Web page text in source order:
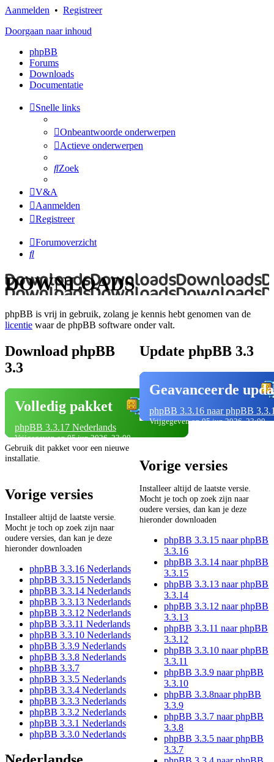
Aanmelden • Registreer
Doorgaan naar inhoud
phpBB
Forums
Downloads
Documentatie
Snelle links
Onbeantwoorde onderwerpen
Actieve onderwerpen
Zoek
V&A
Aanmelden
Registreer
Forumoverzicht
Zoek
DOWNLOADS
phpBB is vrij in gebruik, zolang je kennis hebt genomen van de
licentie waar de phpBB software onder valt.
Download phpBB
3.3
Volledig pakket
phpBB 3.3.17 Nederlands
Vrijgegeven op 05 jun 2026, 23:00
Gebruik dit pakket voor een nieuwe
installatie.
Vorige versies
Installeer altijd de laatste versie.
Mocht je toch op zoek zijn naar
oudere versies, dan kan je deze
hieronder downloaden
phpBB 3.3.16 Nederlands
phpBB 3.3.15 Nederlands
phpBB 3.3.14 Nederlands
phpBB 3.3.13 Nederlands
phpBB 3.3.12 Nederlands
phpBB 3.3.11 Nederlands
phpBB 3.3.10 Nederlands
phpBB 3.3.9 Nederlands
phpBB 3.3.8 Nederlands
phpBB 3.3.7
phpBB 3.3.5 Nederlands
phpBB 3.3.4 Nederlands
phpBB 3.3.3 Nederlands
phpBB 3.3.2 Nederlands
phpBB 3.3.1 Nederlands
phpBB 3.3.0 Nederlands
Update phpBB 3.3
Geavanceerde
phpBB 3.3.16 naar phpBB
Vrijgegeven op 05 jun 2026, 23:00
Vorige versies
Installeer altijd de laatste versie.
Mocht je toch op zoek zijn naar
oudere versies, dan kan je deze
hieronder downloaden
phpBB 3.3.15 naar phpBB
3.3.16
phpBB 3.3.14 naar phpBB
3.3.15
phpBB 3.3.13 naar phpBB
3.3.14
phpBB 3.3.12 naar phpBB
3.3.13
phpBB 3.3.11 naar phpBB
3.3.12
phpBB 3.3.10 naar phpBB
3.3.11
phpBB 3.3.9 naar phpBB
3.3.10
phpBB 3.3.8naar phpBB
3.3.9
phpBB 3.3.7 naar phpBB
3.3.8
phpBB 3.3.5 naar phpBB
3.3.7